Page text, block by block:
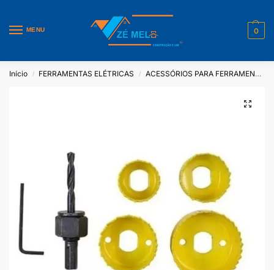
MENU 0
Início / FERRAMENTAS ELÉTRICAS / ACESSÓRIOS PARA FERRAMENTAS ELÉTRICAS